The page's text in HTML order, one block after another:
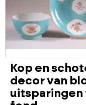
Kop en
decor van
uitsparingen